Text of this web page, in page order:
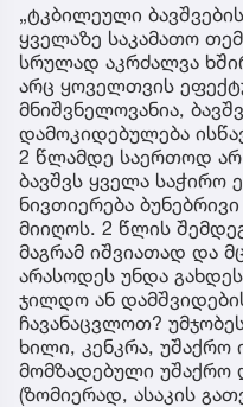
„ტკბილეული
ყველაზე საკამათო
სრულად აკრძალვა
არც ყოველთვის
მნიშვნელოვანია,
დამოკიდებულება
2 წლამდე საერთოდ არ
ბავშვს ყველა საჭირო
ნივთიერება
მიიღოს. 2 წლის
მაგრამ იშვიათად და
არასოდეს უნდა
ჯილდო ან
ჩავანაცვლოთ?
ხილი, კენკრა,
მომზადებული უშაქრო
(ზომიერად, ასაკის